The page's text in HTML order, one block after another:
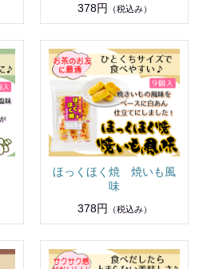
378円
（税込み）
ほっくほく焼 焼いも風
味
378円
（税込み）